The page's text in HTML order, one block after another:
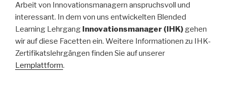
Arbeit von Innovationsmanagern anspruchsvoll und
interessant. In dem von uns entwickelten Blended
Learning Lehrgang Innovationsmanager (IHK) gehen
wir auf diese Facetten ein. Weitere Informationen zu IHK-
Zertifikatslehrgängen finden Sie auf unserer
Lernplattform.